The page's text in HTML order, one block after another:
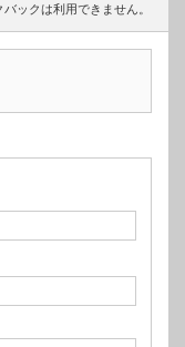
バックは利用できません。